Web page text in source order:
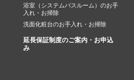
浴室（システムバスルーム）のお手
入れ・お掃除
洗面化粧台のお手入れ・お掃除
延長保証制度のご案内・お申込
み